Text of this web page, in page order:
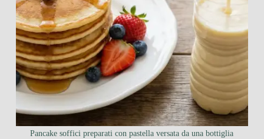
Pancake soffici preparati con pastella versata da una bottiglia